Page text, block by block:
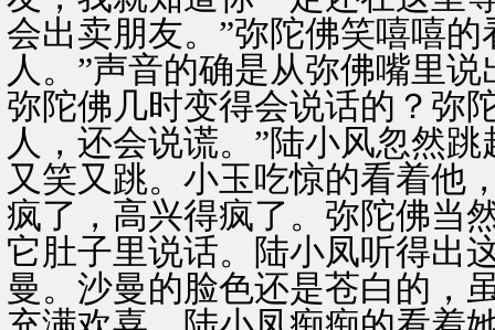
会出卖朋友。”弥陀佛笑嘻嘻
人。”声音的确是从弥佛嘴里
弥陀佛几时变得会说话的？弥
人，还会说谎。”陆小风忽然
又笑又跳。小玉吃惊的看着他
疯了，高兴得疯了。弥陀佛当
它肚子里说话。陆小凤听得出
曼。沙曼的脸色还是苍白的，